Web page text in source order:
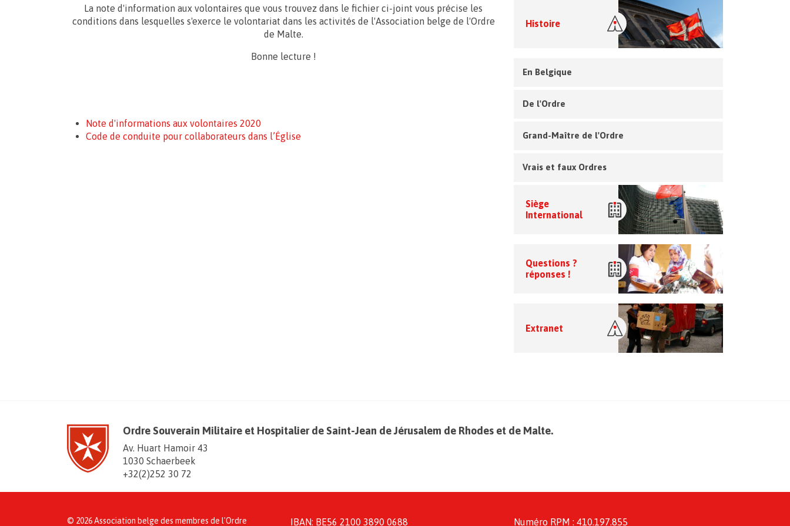
La note d'information aux volontaires que vous trouvez dans le fichier ci-joint vous précise les
conditions dans lesquelles s'exerce le volontariat dans les activités de l'Association belge de l'Ordre
de Malte.
Bonne lecture !
Note d'informations aux volontaires 2020
Code de conduite pour collaborateurs dans l’Église
Histoire
En Belgique
De l'Ordre
Grand-Maître de l'Ordre
Vrais et faux Ordres
Siège
International
Questions ?
réponses !
Extranet
Ordre Souverain Militaire et Hospitalier de Saint-Jean de Jérusalem de Rhodes et de Malte.
Av. Huart Hamoir 43
1030 Schaerbeek
+32(2)252 30 72
© 2026 Association belge des membres de l'Ordre IBAN: BE56 2100 3890 0688 Numéro RPM : 410.197.855